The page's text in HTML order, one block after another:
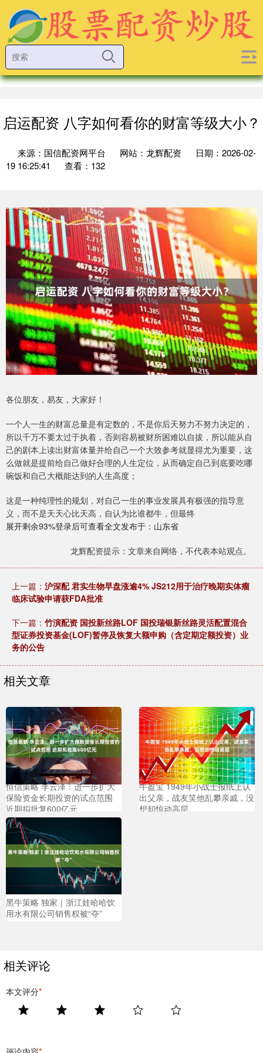
启运配资 八字如何看你的财富等级大小？
来源：国信配资网平台 网站：龙辉配资
日期：2026-02-
19 16:25:41
查看：132
各位朋友，易友，大家好！
一个人一生的财富总量是有定数的，不是你后天努力不努力决定的，
所以千万不要太过于执着，否则容易被财所困难以自拔，所以能从自
己的剧本上读出财富体量并给自己一个大致参考就显得尤为重要，这
么做就是提前给自己做好合理的人生定位，从而确定自己到底要吃哪
碗饭和自己大概能达到的人生高度；
这是一种纯理性的规划，对自己一生的事业发展具有极强的指导意
义，而不是天天心比天高，自认为比谁都牛，但最终
展开剩余93%登录后可查看全文发布于：山东省
龙辉配资提示：文章来自网络，不代表本站观点。
上一篇： 沪深配 君实生物早盘涨逾4% JS212用于治疗晚期实体瘤
临床试验申请获FDA批准
下一篇： 竹演配资 国投新丝路LOF 国投瑞银新丝路灵活配置混合
型证券投资基金(LOF)暂停及恢复大额申购（含定期定额投资）业
务的公告
相关文章
恒信策略 李云泽：进一步扩大
保险资金长期投资的试点范围
近期拟批复600亿元
牛盈宝 1949年小战士报纸上认
出父亲，战友笑他乱攀亲戚，没
想却惊动高层
黑牛策略 独家｜浙江娃哈哈饮
用水有限公司销售权被“夺”
相关评论
本文评分*